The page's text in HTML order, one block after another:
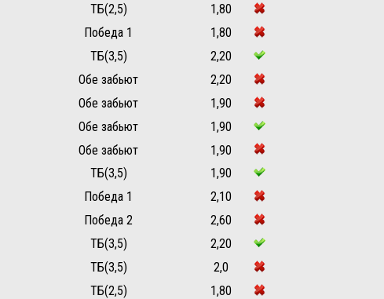
ТБ(2,5)
1,80
Победа 1
1,80
ТБ(3,5)
2,20
Обе забьют
2,20
Обе забьют
1,90
Обе забьют
1,90
Обе забьют
1,90
ТБ(3,5)
1,90
Победа 1
2,10
Победа 2
2,60
ТБ(3,5)
2,20
ТБ(3,5)
2,0
ТБ(2,5)
1,80